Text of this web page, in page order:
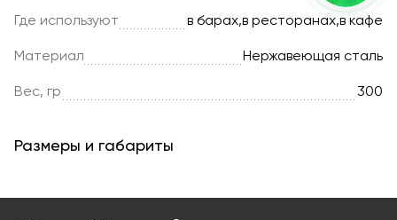
Где используют в барах,в ресторанах,в кафе
Материал Нержавеющая сталь
Вес, гр 300
Размеры и габариты